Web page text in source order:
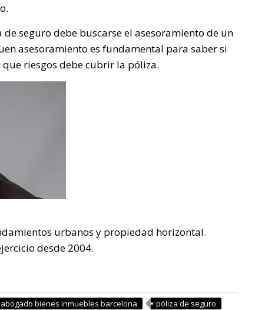
seguro debe buscarse el asesoramiento de un
asesoramiento es fundamental para saber si
riesgos debe cubrir la póliza.
urbanos y propiedad horizontal.
desde 2004.
abogado bienes inmuebles barcelona póliza de seguro